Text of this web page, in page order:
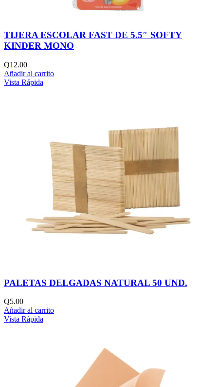
TIJERA ESCOLAR FAST DE 5.5″ SOFTY
KINDER MONO
Q12.00
Añadir al carrito
Vista Rápida
PALETAS DELGADAS NATURAL 50 UND.
Q5.00
Añadir al carrito
Vista Rápida